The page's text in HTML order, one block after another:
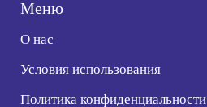
Меню
О нас
Условия использования
Политика конфиденциальности